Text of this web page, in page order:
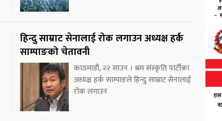
हिन्दु साम्राट सेनालाई रोक लगाउन अध्यक्ष हर्क
साम्पाङको चेतावनी
काठमाडौं, २२ साउन । श्रम संस्कृति पार्टीका
अध्यक्ष हर्क साम्पाङले हिन्दु साम्राट सेनालाई
रोक लगाउन